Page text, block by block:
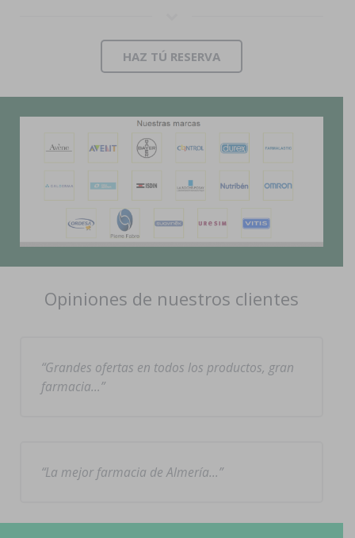
HAZ TÚ RESERVA
Opiniones de nuestros clientes
Grandes ofertas en todos los productos, gran
farmacia…
La mejor farmacia de Almería…